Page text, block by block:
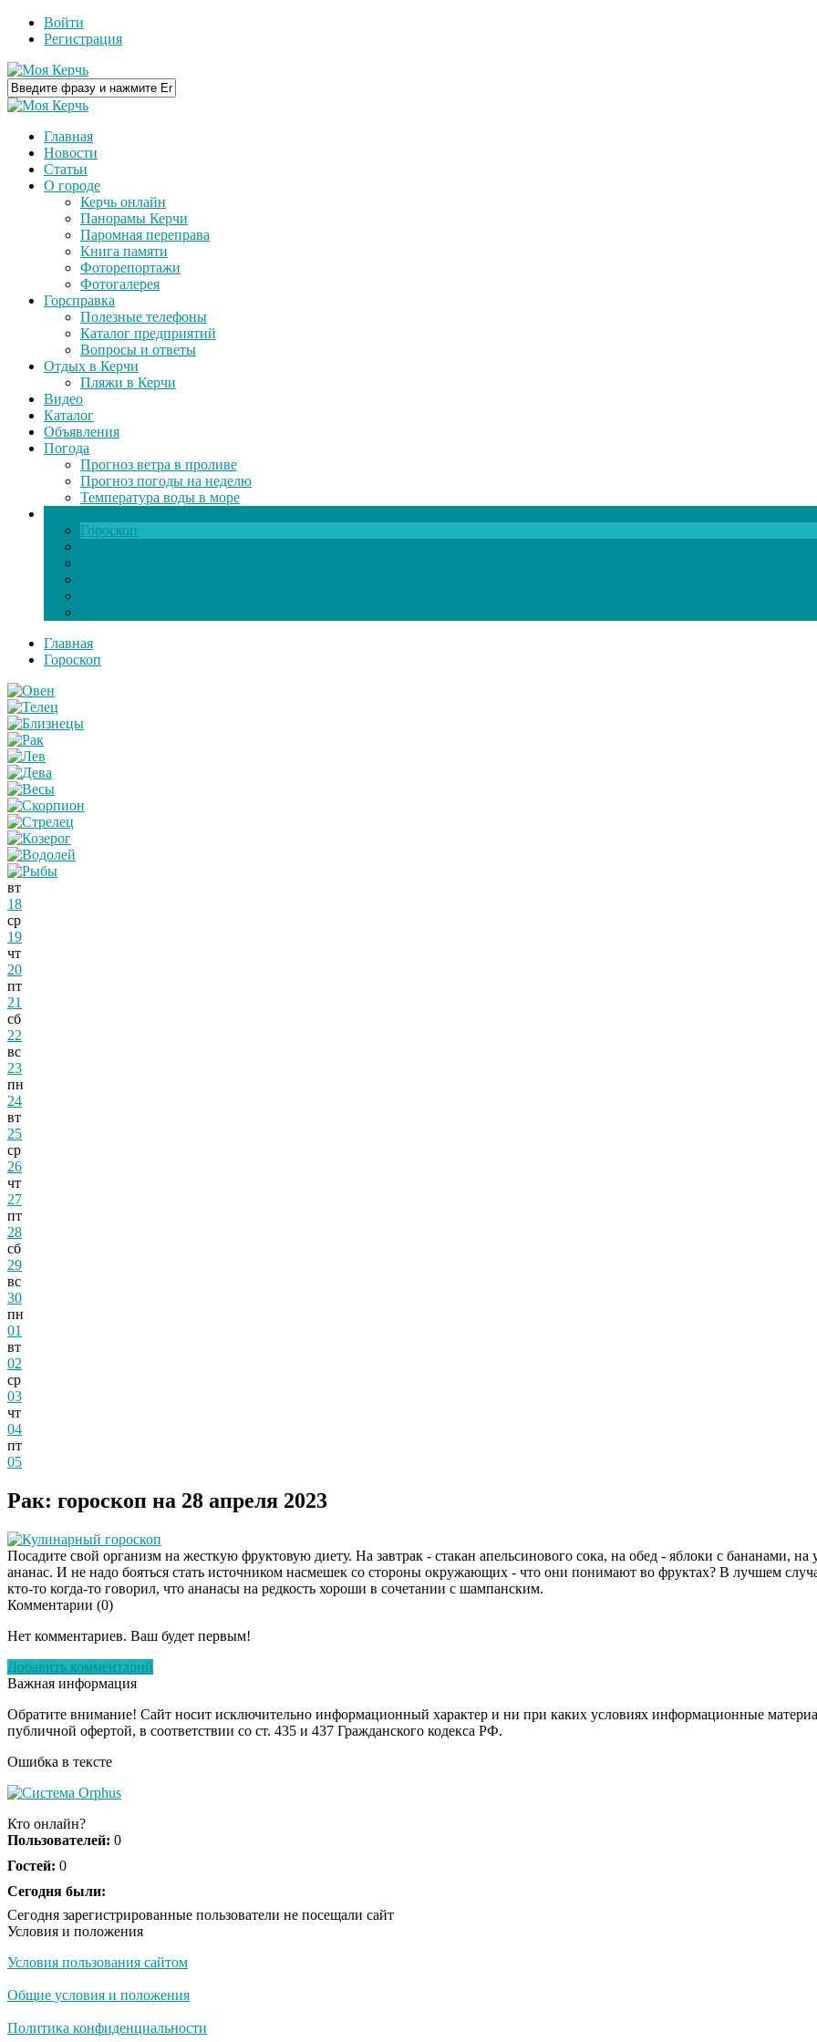
Войти
Регистрация
Главная
Новости
Статьи
О городе
Керчь онлайн
Панорамы Керчи
Паромная переправа
Книга памяти
Фоторепортажи
Фотогалерея
Горсправка
Полезные телефоны
Каталог предприятий
Вопросы и ответы
Отдых в Керчи
Пляжи в Керчи
Видео
Каталог
Объявления
Погода
Прогноз ветра в проливе
Прогноз погоды на неделю
Температура воды в море
Гороскоп
Главная
Гороскоп
вт
18
ср
19
чт
20
пт
21
сб
22
вс
23
пн
24
вт
25
ср
26
чт
27
пт
28
сб
29
вс
30
пн
01
вт
02
ср
03
чт
04
пт
05
Рак: гороскоп на 28 апреля 2023
Кулинарный гороскоп
Посадите свой организм на жесткую фруктовую диету. На завтрак - стакан апельсинового сока, на обед - яблоки с бананами, на
ананас. И не надо бояться стать источником насмешек со стороны окружающих - что они понимают во фруктах? В лучшем
кто-то когда-то говорил, что ананасы на редкость хороши в сочетании с шампанским.
Комментарии (0)
Нет комментариев. Ваш будет первым!
Добавить комментарий
Важная информация
Обратите внимание! Сайт носит исключительно информационный характер и ни при каких условиях информационные
публичной офертой, в соответствии со ст. 435 и 437 Гражданского кодекса РФ.
Ошибка в тексте
Кто онлайн?
Пользователей: 0
Гостей: 0
Сегодня были:
Сегодня зарегистрированные пользователи не посещали сайт
Условия и положения
Условия пользования сайтом
Общие условия и положения
Политика конфиденциальности